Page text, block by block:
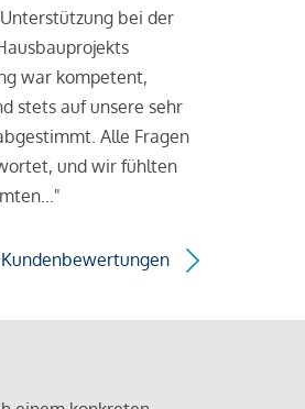
bei der
war kompetent,
stets auf unsere sehr
Alle Fragen
und wir fühlten